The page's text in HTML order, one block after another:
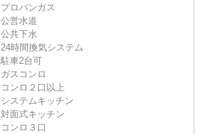
プロパンガス
公営水道
公共下水
24時間換気システム
駐車2台可
ガスコンロ
コンロ２口以上
システムキッチン
対面式キッチン
コンロ３口